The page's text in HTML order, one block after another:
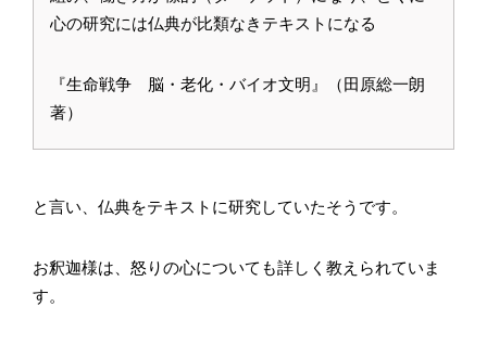
心の研究には仏典が比類なきテキストになる
『生命戦争 脳・老化・バイオ文明』（田原総一朗
著）
と言い、仏典をテキストに研究していたそうです。
お釈迦様は、怒りの心についても詳しく教えられていま
す。